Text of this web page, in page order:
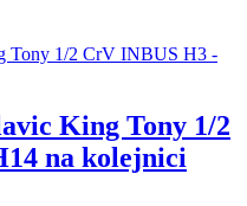
King Tony 1/2
na kolejnici